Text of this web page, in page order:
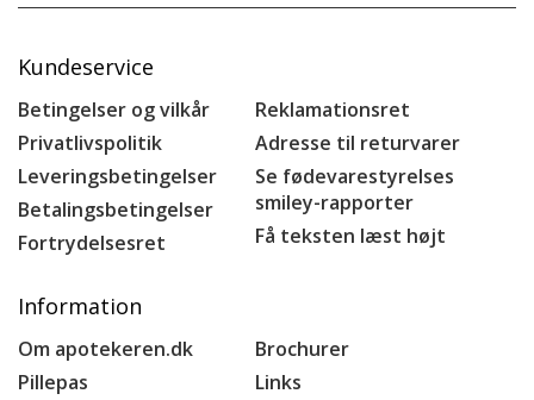
Kundeservice
Betingelser og vilkår
Privatlivspolitik
Leveringsbetingelser
Betalingsbetingelser
Fortrydelsesret
Reklamationsret
Adresse til returvarer
Se fødevarestyrelses
smiley-rapporter
Få teksten læst højt
Information
Om apotekeren.dk
Pillepas
Brochurer
Links